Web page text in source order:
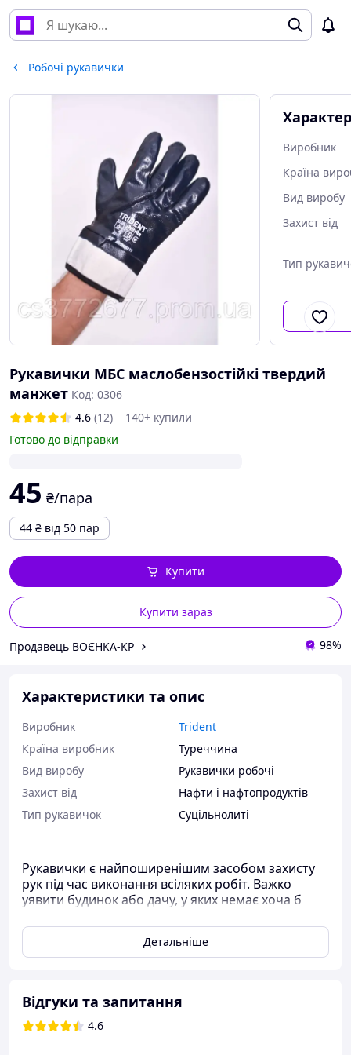
Робочі рукавички
Виробник
Країна
Вид виробу
Захист від
Тип
Рукавички МБС маслобензостійкі твердий
манжет Код: 0306
4.6 (12)
140+ купили
Готово до відправки
45 ₴/пара
44 ₴ від 50 пар
Купити зараз
Купити
Продавець ВОЄНКА-КР 98%
Характеристики та опис
Виробник
Trident
Країна виробник
Туреччина
Вид виробу
Рукавички робочі
Захист від
Нафти і нафтопродуктів
Тип рукавичок
Суцільнолиті
Рукавички є найпоширенішим засобом захисту
рук під час виконання всіляких робіт. Важко
уявити будинок або дачу, у яких немає хоча б
під час прибирання, ремонту,
сільськогосподарських робіт, будівництва. Під
час проведення робіт із горюче-мазковими
стоїть питання захисту рук від агресивного
впливу хімічних сполук. Оліябензостійкі
рукавички виготовлені зі щільної бавовняної
Детальніше
Відгуки та запитання
4.6